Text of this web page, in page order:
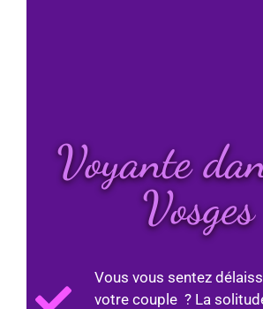
Voyante
Vosges
Vous vous sentez
votre couple ? La